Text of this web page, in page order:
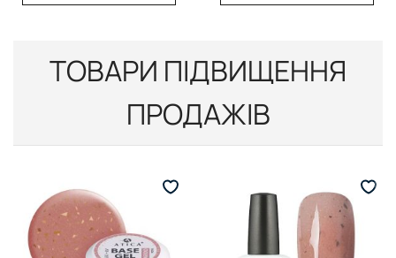
ТОВАРИ ПІДВИЩЕННЯ
ПРОДАЖІВ